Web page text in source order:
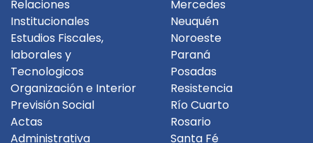
Relaciones
Institucionales
Estudios Fiscales,
laborales y
Tecnologicos
Organización e Interior
Previsión Social
Actas
Administrativa
Mercedes
Neuquén
Noroeste
Paraná
Posadas
Resistencia
Río Cuarto
Rosario
Santa Fé